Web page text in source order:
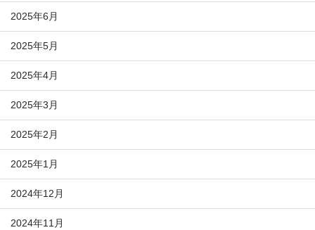
2025年6月
2025年5月
2025年4月
2025年3月
2025年2月
2025年1月
2024年12月
2024年11月